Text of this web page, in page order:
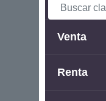
Venta
Renta